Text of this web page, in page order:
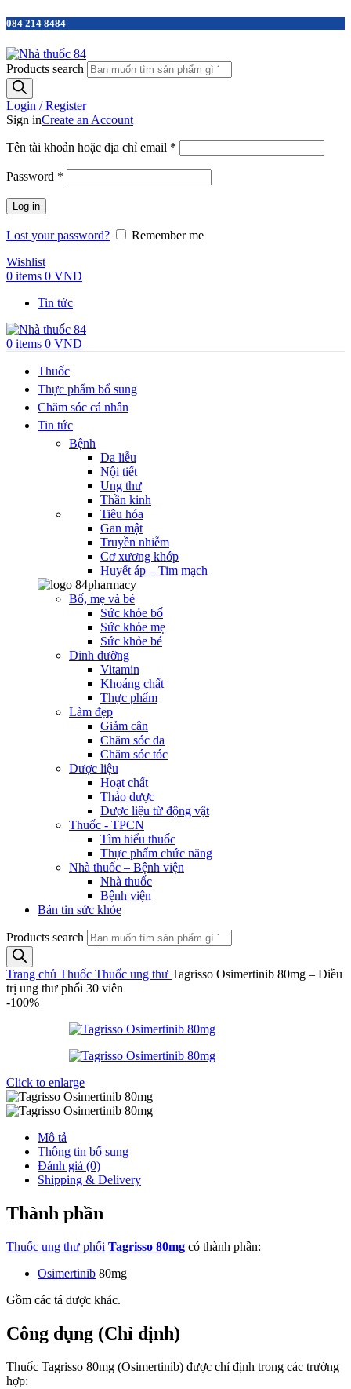
084 214 8484
Products search
Login / Register
Sign inCreate an Account
Tên tài khoản hoặc địa chỉ email *
Password *
Log in
Lost your password?
Remember me
Wishlist
0 items 0 VND
Tin tức
0 items 0 VND
Thuốc
Thực phẩm bổ sung
Chăm sóc cá nhân
Tin tức
Bệnh
Da liễu
Nội tiết
Ung thư
Thần kinh
Tiêu hóa
Gan mật
Truyền nhiễm
Cơ xương khớp
Huyết áp – Tim mạch
Bố, mẹ và bé
Sức khỏe bố
Sức khỏe mẹ
Sức khỏe bé
Dinh dưỡng
Vitamin
Khoáng chất
Thực phẩm
Làm đẹp
Giảm cân
Chăm sóc da
Chăm sóc tóc
Dược liệu
Hoạt chất
Thảo dược
Dược liệu từ động vật
Thuốc - TPCN
Tìm hiểu thuốc
Thực phẩm chức năng
Nhà thuốc – Bệnh viện
Nhà thuốc
Bệnh viện
Bản tin sức khỏe
Products search
Trang chủ Thuốc Thuốc ung thư Tagrisso Osimertinib 80mg – Điều
trị ung thư phổi 30 viên
-100%
Click to enlarge
Mô tả
Thông tin bổ sung
Đánh giá (0)
Shipping & Delivery
Thành phần
Thuốc ung thư phổi Tagrisso 80mg có thành phần:
Osimertinib 80mg
Gồm các tá dược khác.
Công dụng (Chỉ định)
Thuốc Tagrisso 80mg (Osimertinib) được chỉ định trong các trường
hợp: